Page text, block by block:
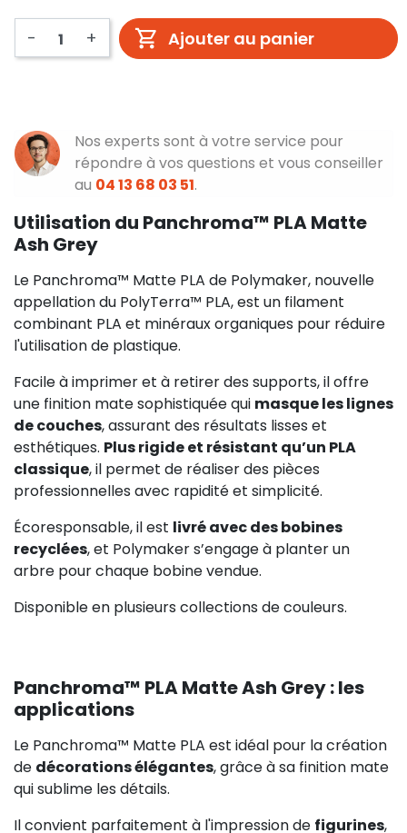
- + Ajouter au panier
Nos experts sont à votre service pour
répondre à vos questions et vous conseiller
au 04 13 68 03 51.
Utilisation du Panchroma™ PLA Matte
Ash Grey
Le Panchroma™ Matte PLA de Polymaker, nouvelle
appellation du PolyTerra™ PLA, est un filament
combinant PLA et minéraux organiques pour réduire
l'utilisation de plastique.
Facile à imprimer et à retirer des supports, il offre
une finition mate sophistiquée qui masque les lignes
de couches, assurant des résultats lisses et
esthétiques. Plus rigide et résistant qu’un PLA
classique, il permet de réaliser des pièces
professionnelles avec rapidité et simplicité.
Écoresponsable, il est livré avec des bobines
recyclées, et Polymaker s’engage à planter un
arbre pour chaque bobine vendue.
Disponible en plusieurs collections de couleurs.
Panchroma™ PLA Matte Ash Grey : les
applications
Le Panchroma™ Matte PLA est idéal pour la création
de décorations élégantes, grâce à sa finition mate
qui sublime les détails.
Il convient parfaitement à l'impression de figurines,